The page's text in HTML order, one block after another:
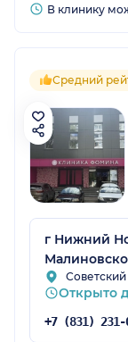
В клинику
Средний
г Нижний
Открыто